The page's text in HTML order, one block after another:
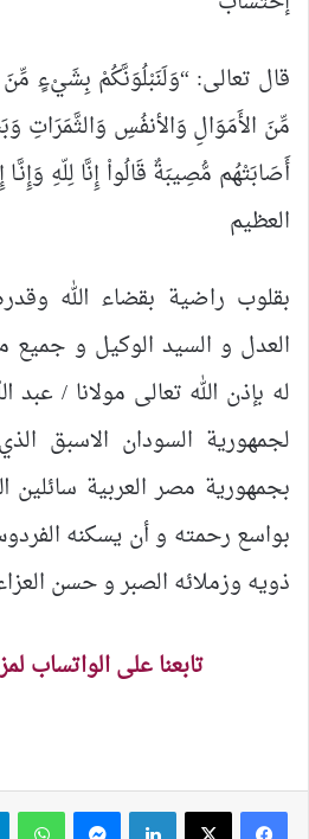
قال تعالى: “وَلَنَبْلُوَنَّكُمْ بِشَيْءٍ
مِّنَ الأَمَوَالِ وَالأنفُسِ وَالثَّمَرَاتِ
أَصَابَتْهُم مُّصِيبَةٌ قَالُواْ إِنَّا لِلّهِ
العظيم
بقلوب راضية بقضاء الله
العدل و السيد الوكيل و جميع
له بإذن الله تعالى مولانا / عبد
لجمهورية السودان الاسبق
بجمهورية مصر العربية
بواسع رحمته و أن يسكنه
ذويه وزملائه الصبر و حسن
تابعنا على الواتساب
لينكدإن ماسنجر